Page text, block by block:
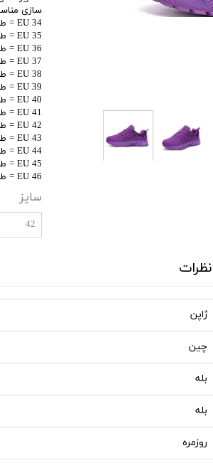
سازی
EU 34 = طول پا: 21.9 سانتی متر.
35 EU = طول پا: 22.7 سانتی متر.
36 EU = طول پا: 23.3 سانتی متر.
37 EU = طول پا: 24.0 سانتی متر.
38 EU = طول پا: 25.0 سانتی متر.
39 EU = طول پا: 25.5 سانتی متر.
40 EU = طول پا: 26.0 سانتی متر.
41 EU = طول پا: 26.7 سانتی متر.
42 EU = طول پا: 27.3 سانتی متر.
43 EU = طول پا: 28.2 سانتی متر.
44 EU = طول پا: 28.8 سانتی متر.
45 EU = طول پا: 29.2 سانتی متر.
46 EU = طول پا: 29.5 سانتی متر
سایز
42
نظرات
ژاپن
چین
بله
بله
روزمره